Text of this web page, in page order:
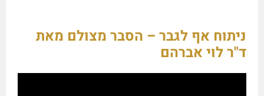
ניתוח אף לגבר – הסבר מצולם מאת
ד"ר לוי אברהם